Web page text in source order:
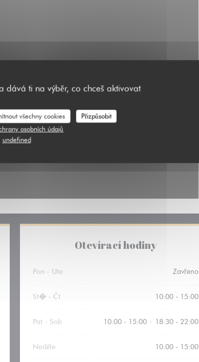
dává ti na výběr, co chceš aktivovat
všechny cookies
Přizpůsobit
osobních údajů
undefined
Povolit
Otevírací hodiny
Pon - Ute Zavřeno
St� - Čt 10:00 - 15:00
Pat - Sob 10:00 - 15:00 • 18:30 - 22:00
Neděle 10:00 - 15:00